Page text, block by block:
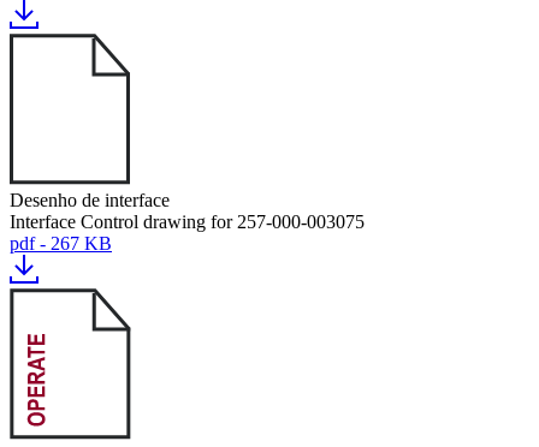
Desenho de interface
Interface Control drawing for 257-000-003075
pdf - 267 KB